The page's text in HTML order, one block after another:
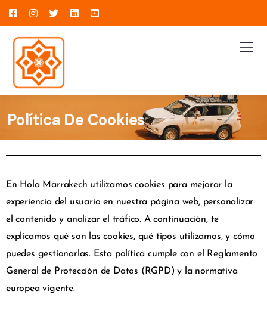
Política De Cookies
En Hola Marrakech utilizamos cookies para mejorar la
experiencia del usuario en nuestra página web, personalizar
el contenido y analizar el tráfico. A continuación, te
explicamos qué son las cookies, qué tipos utilizamos, y cómo
puedes gestionarlas. Esta política cumple con el Reglamento
General de Protección de Datos (RGPD) y la normativa
europea vigente.